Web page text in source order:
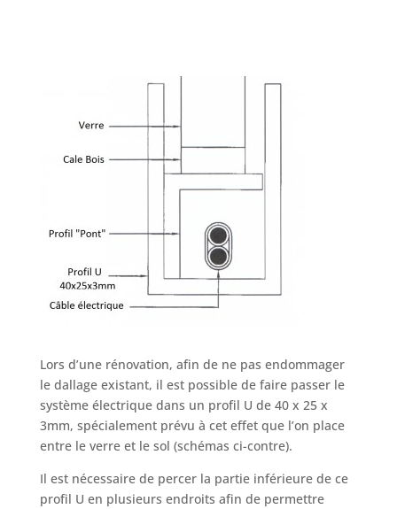
Lors d’une rénovation, afin de ne pas endommager
le dallage existant, il est possible de faire passer le
système électrique dans un profil U de 40 x 25 x
3mm, spécialement prévu à cet effet que l’on place
entre le verre et le sol (schémas ci-contre).
Il est nécessaire de percer la partie inférieure de ce
profil U en plusieurs endroits afin de permettre